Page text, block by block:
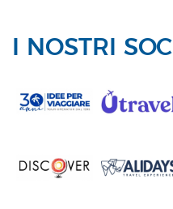
I NOSTRI SOCI